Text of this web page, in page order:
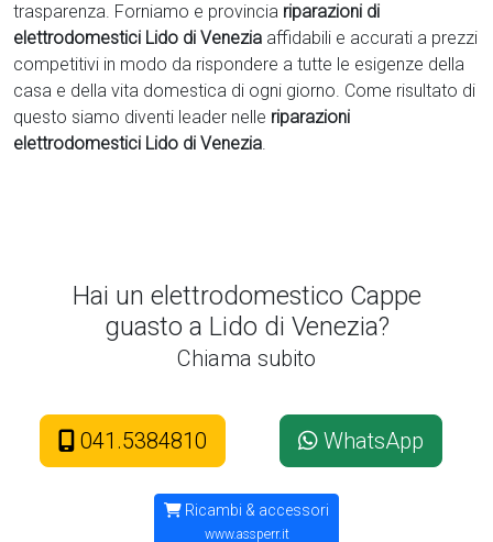
trasparenza. Forniamo e provincia riparazioni di
elettrodomestici Lido di Venezia affidabili e accurati a prezzi
competitivi in modo da rispondere a tutte le esigenze della
casa e della vita domestica di ogni giorno. Come risultato di
questo siamo diventi leader nelle riparazioni
elettrodomestici Lido di Venezia.
Hai un elettrodomestico Cappe
guasto a Lido di Venezia?
Chiama subito
041.5384810 WhatsApp
Ricambi & accessori
www.assperr.it